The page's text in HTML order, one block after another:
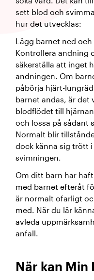
sett blod och
hur det utvecklas:
Lägg barnet ned
Kontrollera andning
säkerställa att inget
andningen. Om
påbörja hjärt-
barnet andas, är det
blodflödet till
och lossa på sådant
Normalt blir
dock känna sig trött
svimningen.
Om ditt barn har
med barnet efteråt
är normalt ofarligt
med. När du lär
avleda
anfall.
När kan Min